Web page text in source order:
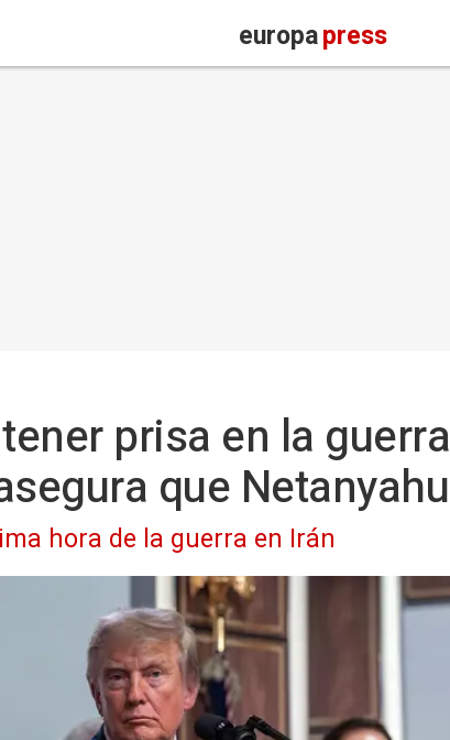
europapress
prisa en la
que
hora de la guerra en Irán